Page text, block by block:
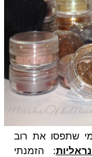
שתפסו את רוב
: הזמנתי